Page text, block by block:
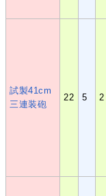
試製41cm
三連装砲
22 5 2